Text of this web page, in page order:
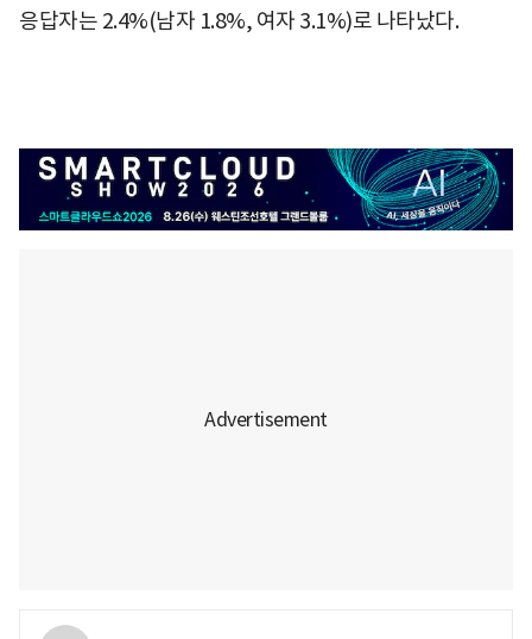
응답자는 2.4%(남자 1.8%, 여자 3.1%)로 나타났다.